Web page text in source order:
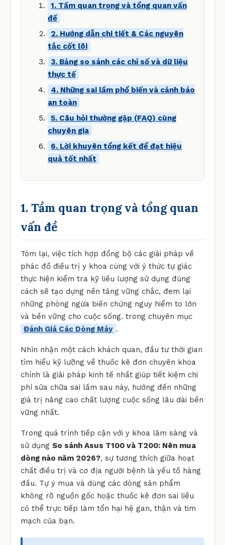
1. Tầm quan trọng và tổng quan vấn
đề
2. Hướng dẫn chi tiết & Các nguyên
tắc cốt lõi
3. Bảng so sánh các chỉ số và dữ liệu
thực tế
4. Những sai lầm phổ biến và cảnh báo
an toàn
5. Câu hỏi thường gặp (FAQ) cùng
chuyên gia
6. Lời khuyên tổng kết để đạt hiệu
quả tốt nhất
1. Tầm quan trọng và tổng quan
vấn đề
Tóm lại, việc tích hợp đồng bộ các giải pháp về
phác đồ điều trị y khoa cùng với ý thức tự giác
thực hiện kiểm tra kỹ liều lượng sử dụng đúng
cách sẽ tạo dựng nền tảng vững chắc, đem lại
những phòng ngừa biến chứng nguy hiểm to lớn
và bền vững cho cuộc sống. trong chuyên mục
Đánh Giá Các Dòng Máy .
Nhìn nhận một cách khách quan, đầu tư thời gian
tìm hiểu kỹ lưỡng về thuốc kê đơn chuyên khoa
chính là giải pháp kinh tế nhất giúp tiết kiệm chi
phí sửa chữa sai lầm sau này, hướng đến những
giá trị nâng cao chất lượng cuộc sống lâu dài bền
vững nhất.
Trong quá trình tiếp cận với y khoa lâm sàng và
sử dụng So sánh Asus T100 và T200: Nên mua
dòng nào năm 2026?, sự tương thích giữa hoạt
chất điều trị và cơ địa người bệnh là yếu tố hàng
đầu. Tự ý mua và dùng các dòng sản phẩm
không rõ nguồn gốc hoặc thuốc kê đơn sai liều
có thể trực tiếp làm tổn hại hệ gan, thận và tim
mạch của bạn.